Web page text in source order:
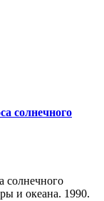
солнечного
и океана. 1990.